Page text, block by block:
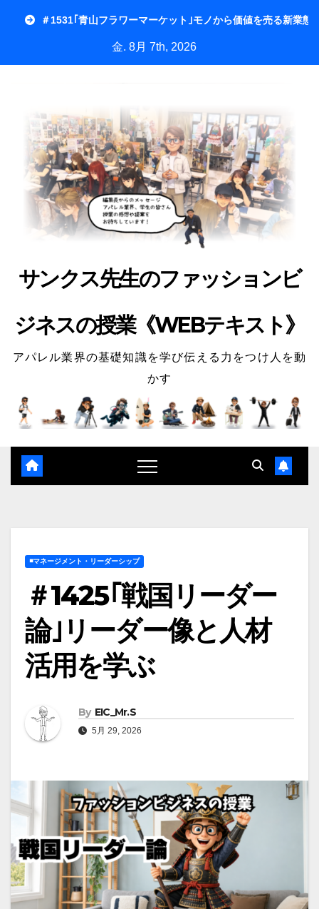
＃1531｢青山フラワーマーケット｣モノから価値を売る新業態
金. 8月 7th, 2026
サンクス先生のファッションビ
ジネスの授業《WEBテキスト》
アパレル業界の基礎知識を学び伝える力をつけ人を動
かす
◾️マネージメント・リーダーシップ
＃1425｢戦国リーダー
論｣リーダー像と人材
活用を学ぶ
By EIC_Mr.S
5月 29, 2026